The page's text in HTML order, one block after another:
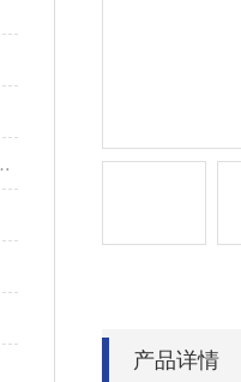
产品详情